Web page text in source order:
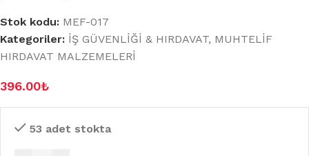
Stok kodu: MEF-017
Kategoriler: İŞ GÜVENLİĞİ & HIRDAVAT, MUHTELİF
HIRDAVAT MALZEMELERİ
396.00₺
53 adet stokta